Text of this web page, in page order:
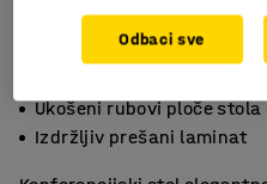
Površina stola se lako
Ukošeni rubovi ploče stola
Izdržljiv prešani laminat
Odbaci sve